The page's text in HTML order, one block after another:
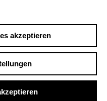
Komplex | 2018
akzeptieren